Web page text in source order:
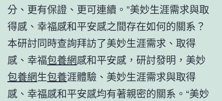
分、更有保證、更可連續。”美妙生涯需求與取
得感、幸福感和平安感之間存在如何的關系？
本研討同時查詢拜訪了美妙生涯需求、取得
感、幸福包養網感和平安感，研討發明，美妙
包養網生包養涯體驗、美妙生涯需求與取得
感、幸福感和平安感均有著親密的關系。“美妙